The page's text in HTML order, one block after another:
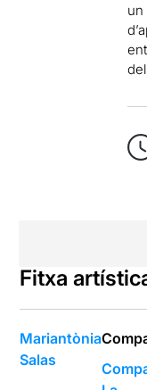
un
Fitxa
Mariantònia
Salas